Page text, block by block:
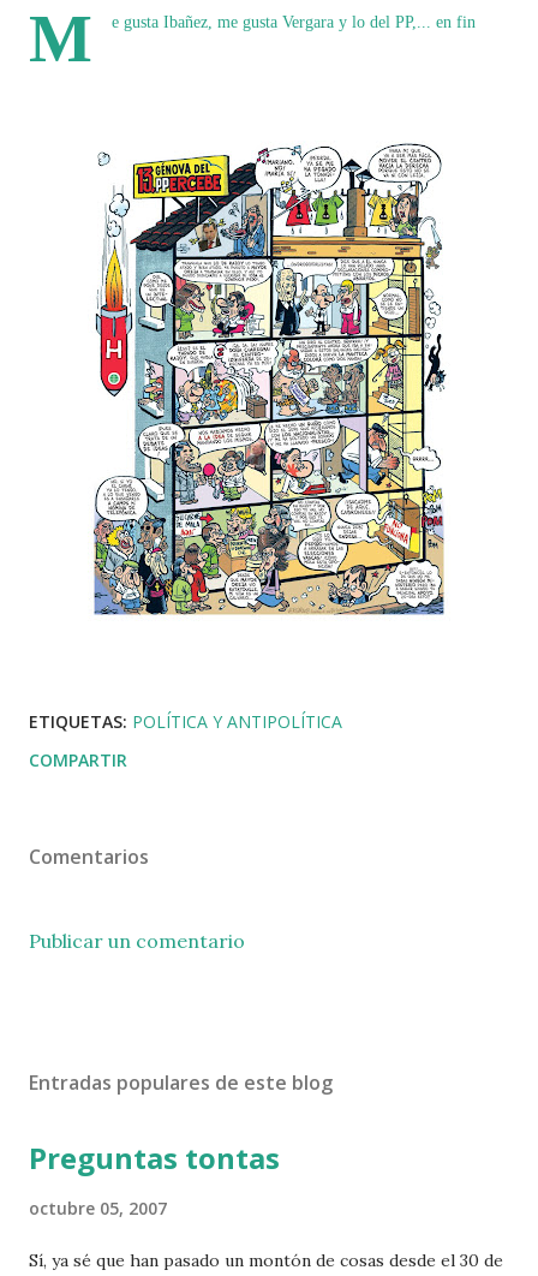
M e gusta Ibañez, me gusta Vergara y lo del PP,... en fin
ETIQUETAS: POLÍTICA Y ANTIPOLÍTICA
COMPARTIR
Comentarios
Publicar un comentario
Entradas populares de este blog
Preguntas tontas
octubre 05, 2007
Sí, ya sé que han pasado un montón de cosas desde el 30 de